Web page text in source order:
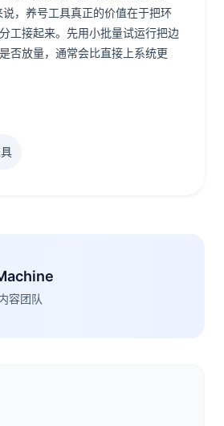
说，养号工具真正的价值在于把环
工接起来。先用小批量试运行把边
否放量，通常会比直接上系统更
容团队